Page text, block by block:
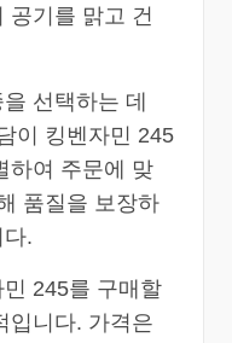
공기를 맑고 건
선택하는 데
이 킹벤자민 245
하여 주문에 맞
품질을 보장하
.
245를 구매할
입니다. 가격은